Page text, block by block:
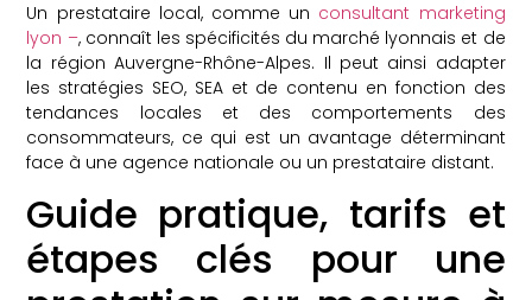
Un prestataire local, comme un consultant marketing
lyon –, connaît les spécificités du marché lyonnais et de
la région Auvergne-Rhône-Alpes. Il peut ainsi adapter
les stratégies SEO, SEA et de contenu en fonction des
tendances locales et des comportements des
consommateurs, ce qui est un avantage déterminant
face à une agence nationale ou un prestataire distant.
Guide pratique, tarifs et
étapes clés pour une